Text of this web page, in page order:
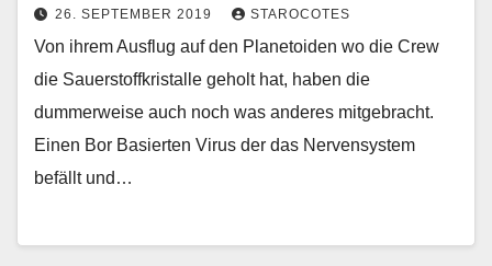
26. SEPTEMBER 2019 STAROCOTES
Von ihrem Ausflug auf den Planetoiden wo die Crew
die Sauerstoffkristalle geholt hat, haben die
dummerweise auch noch was anderes mitgebracht.
Einen Bor Basierten Virus der das Nervensystem
befällt und…